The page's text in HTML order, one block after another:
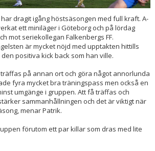
dragit igång höstsäsongen med full kraft. A-
ett miniläger i Göteborg och på lördag
mot seriekollegan Falkenbergs FF.
är mycket nöjd med upptakten hittills
positiva kick back som han ville.
på annan ort och göra något annorlunda
fyra mycket bra träningspass men också en
umgänge i gruppen. Att få träffas och
sammanhållningen och det är viktigt när
menar Patrik.
förutom ett par killar som dras med lite